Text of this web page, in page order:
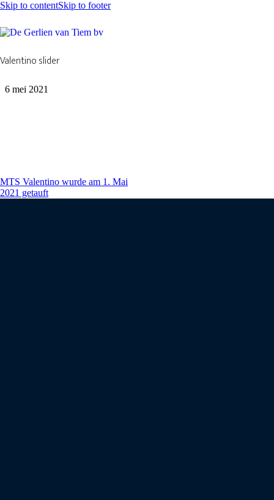
Skip to contentSkip to footer
Valentino slider
6 mei 2021
MTS Valentino wurde am 1. Mai
2021 getauft